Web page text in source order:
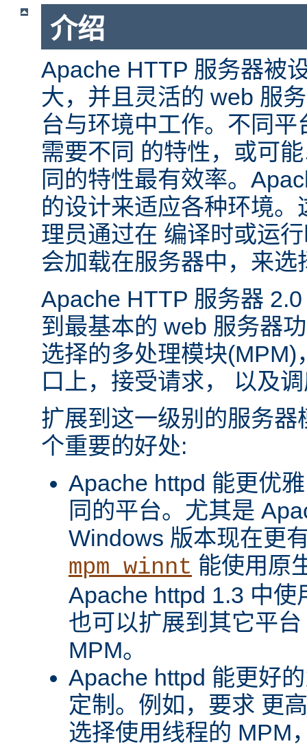
介绍
Apache HTTP 服务器被
大，并且灵活的 web 服
台与环境中工作。不同
需要不同 的特性，或可
同的特性最有效率。
的设计来适应各种环境
理员通过在 编译时或运
会加载在服务器中，来选
Apache HTTP 服务器
到最基本的 web 服务器
选择的多处理模块
口上，接受请求， 以及
扩展到这一级别的服务
个重要的好处:
Apache httpd 能更优
同的平台。尤其是
Windows 版本现在更
mpm_winnt 能使用原
Apache httpd 1.3 中使
也可以扩展到其它平
MPM。
Apache httpd 能更好
定制。例如，要求 更
选择使用线程的 MPM